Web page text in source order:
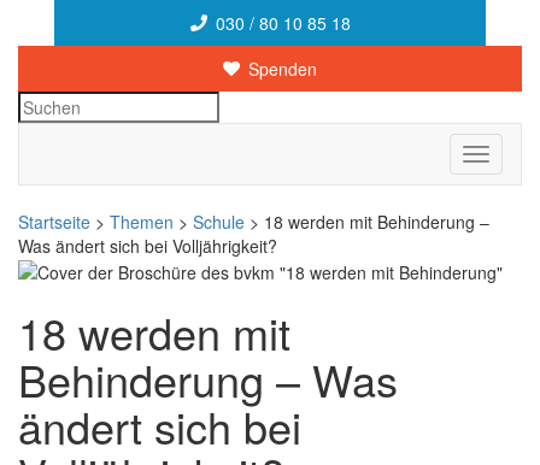
030 / 80 10 85 18
Spenden
Suchen
Toggle
Startseite > Themen > Schule > 18 werden mit Behinderung –
Was ändert sich bei Volljährigkeit?
18 werden mit
Behinderung – Was
ändert sich bei